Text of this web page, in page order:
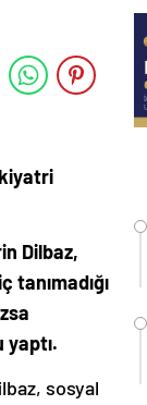
Dilbaz,
yaptı.
sosyal